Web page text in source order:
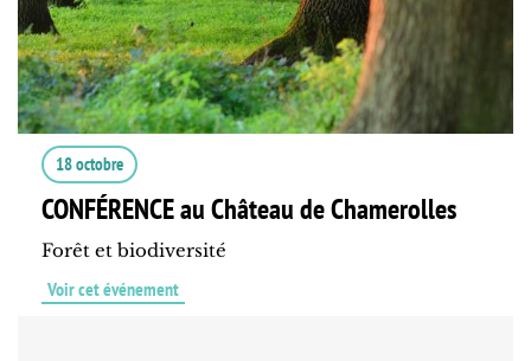
18 octobre
CONFÉRENCE au Château de Chamerolles
Forêt et biodiversité
Voir cet événement